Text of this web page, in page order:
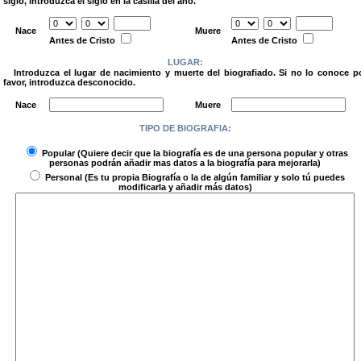
Nace
Antes de Cristo
Muere
Antes de Cristo
LUGAR:
Introduzca el lugar de nacimiento y muerte del biografiado. Si no lo conoce
favor, introduzca desconocido.
Nace
Muere
TIPO DE BIOGRAFIA:
Popular(Quiere decir que la biografía es de una persona popular y otras
personas podrán añadir mas datos a la biografía para mejorarla)
Personal(Es tu propia Biografía o la de algún familiar y solo tú puedes
modificarla y añadir más datos)